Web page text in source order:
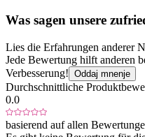
Was sagen unsere
Lies die Erfahrungen anderer
Jede Bewertung hilft anderen
Verbesserung! Oddaj mnenje
Durchschnittliche
0.0
basierend auf allen